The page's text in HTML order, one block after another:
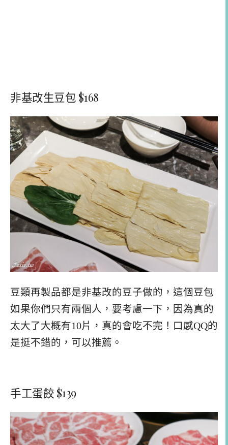
非基改生豆包 $168
豆類再製品都是非基改的豆子做的，這個豆包
如果你們只有兩個人，要考慮一下，因為真的
太大了大概有10片，真的會吃不完！口感QQ的
是挺不錯的，可以推薦。
手工蛋餃 $139